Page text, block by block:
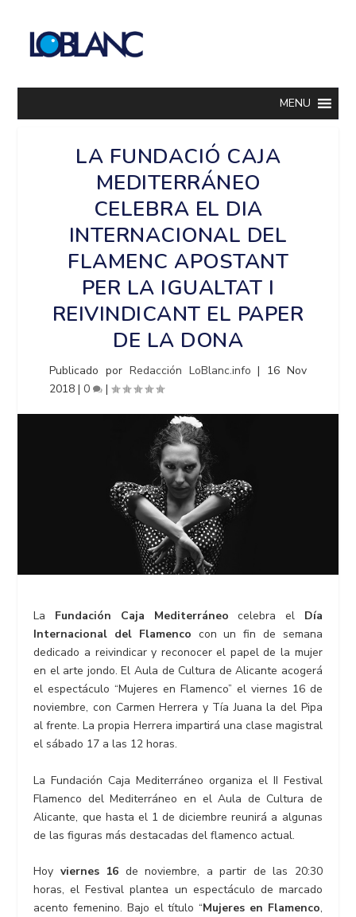
MENU
LA FUNDACIÓ CAJA
MEDITERRÁNEO
CELEBRA EL DIA
INTERNACIONAL DEL
FLAMENC APOSTANT
PER LA IGUALTAT I
REIVINDICANT EL PAPER
DE LA DONA
Publicado por Redacción LoBlanc.info | 16 Nov
2018 |0 |
La Fundación Caja Mediterráneo celebra el Día
Internacional del Flamenco con un fin de semana
dedicado a reivindicar y reconocer el papel de la mujer
en el arte jondo. El Aula de Cultura de Alicante acogerá
el espectáculo “Mujeres en Flamenco” el viernes 16 de
noviembre, con Carmen Herrera y Tía Juana la del Pipa
al frente. La propia Herrera impartirá una clase magistral
el sábado 17 a las 12 horas.
La Fundación Caja Mediterráneo organiza el II Festival
Flamenco del Mediterráneo en el Aula de Cultura de
Alicante, que hasta el 1 de diciembre reunirá a algunas
de las figuras más destacadas del flamenco actual.
Hoy viernes 16 de noviembre, a partir de las 20:30
horas, el Festival plantea un espectáculo de marcado
acento femenino. Bajo el título “Mujeres en Flamenco,